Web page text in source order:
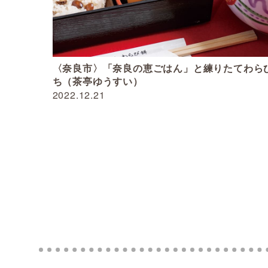
2022.12.21
〈奈良市〉「奈良の恵ごはん」と練りたてわら
ち（茶亭ゆうすい）